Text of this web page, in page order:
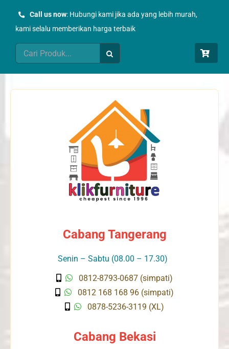
Call us now: Hubungi kami jika ada yang lebih murah,
kami selalu memberikan harga terbaik
Search
for:
Cabang Tangerang
Senin – Sabtu (08.00 – 17.30)
0812-8793-0687 (simpati)
0812 168 168 96 (simpati)
0878-5236-3119 (XL)
Cabang Bekasi